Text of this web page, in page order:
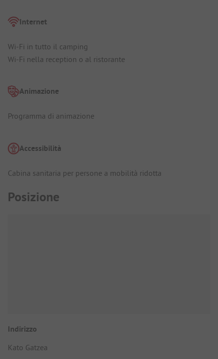
Internet
Wi-Fi in tutto il camping
Wi-Fi nella reception o al ristorante
Animazione
Programma di animazione
Accessibilità
Cabina sanitaria per persone a mobilità ridotta
Posizione
Indirizzo
Kato Gatzea